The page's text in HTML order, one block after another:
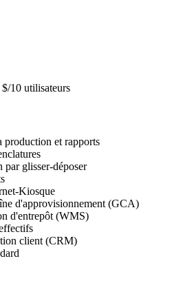
10 utilisateurs
production et rapports
par glisser-déposer
Kiosque
d'approvisionnement (GCA)
d'entrepôt (WMS)
client (CRM)